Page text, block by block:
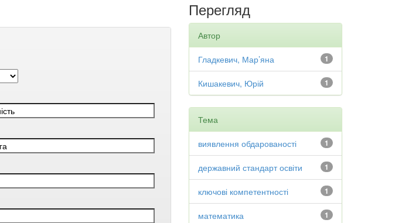
Перегляд
Автор
1
Гладкевич, Мар’яна
1
Кишакевич, Юрій
Тема
1
виявлення обдарованості
1
державний стандарт освіти
1
ключові компетентності
1
математика